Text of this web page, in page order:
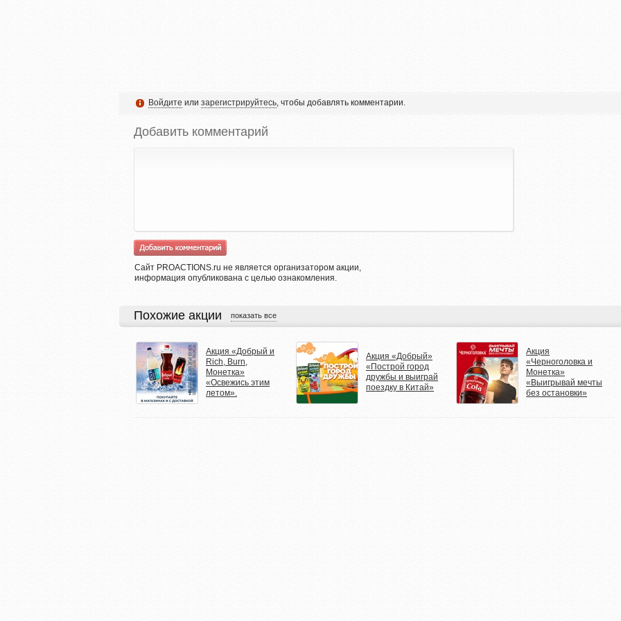
Войдите или зарегистрируйтесь, чтобы добавлять комментарии.
Добавить комментарий
Сайт PROACTIONS.ru не является организатором акции,
информация опубликована с целью ознакомления.
Похожие акции показать все
Акция «Добрый и
Rich, Burn,
Монетка»
«Освежись этим
летом».
Акция «Добрый»
«Построй город
дружбы и выиграй
поездку в Китай»
Акция
«Черноголовка и
Монетка»
«Выигрывай мечты
без остановки»